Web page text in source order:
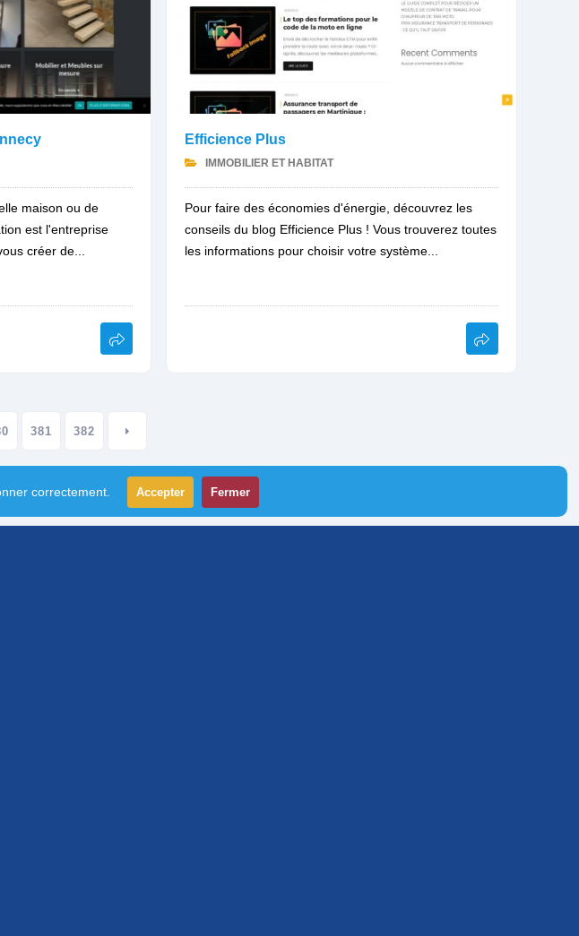
maison ou de
est l'entreprise
créer de...
Efficience Plus
IMMOBILIER ET HABITAT
Pour faire des économies d'énergie, découvrez les
conseils du blog Efficience Plus ! Vous trouverez toutes
les informations pour choisir votre système...
381 382
correctement. Accepter Fermer